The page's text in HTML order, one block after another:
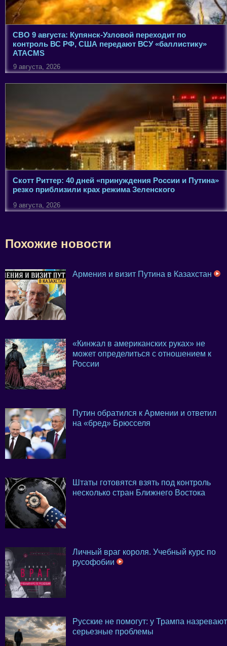
СВО 9 августа: Купянск-Узловой переходит по
контроль ВС РФ, США передают ВСУ «баллистику»
ATACMS
9 августа, 2026
Скотт Риттер: 40 дней «принуждения России и Путина»
резко приблизили крах режима Зеленского
9 августа, 2026
Похожие новости
Армения и визит Путина в Казахстан
«Кинжал в американских руках» не
может определиться с отношением к
России
Путин обратился к Армении и ответил
на «бред» Брюсселя
Штаты готовятся взять под контроль
несколько стран Ближнего Востока
Личный враг короля. Учебный курс по
русофобии
Русские не помогут: у Трампа назревают
серьезные проблемы